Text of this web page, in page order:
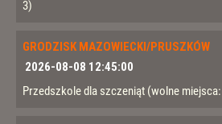
3)
GRODZISK MAZOWIECKI/PRUSZKÓW
2026-08-08 12:45:00
Przedszkole dla szczeniąt (wolne